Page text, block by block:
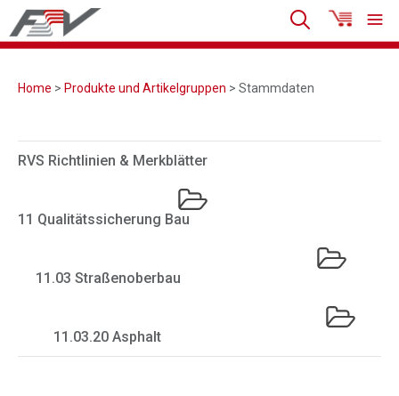
Home > Produkte und Artikelgruppen > Stammdaten
RVS Richtlinien & Merkblätter
11 Qualitätssicherung Bau
11.03 Straßenoberbau
11.03.20 Asphalt